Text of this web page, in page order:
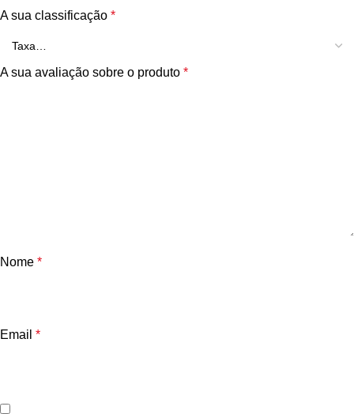
A sua classificação *
A sua avaliação sobre o produto *
Nome *
Email *